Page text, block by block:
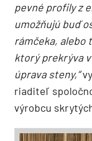
pevné profily z
umožňujú buď
rámčeka, alebo
ktorý prekrýva
úprava steny,“
riaditeľ
výrobcu